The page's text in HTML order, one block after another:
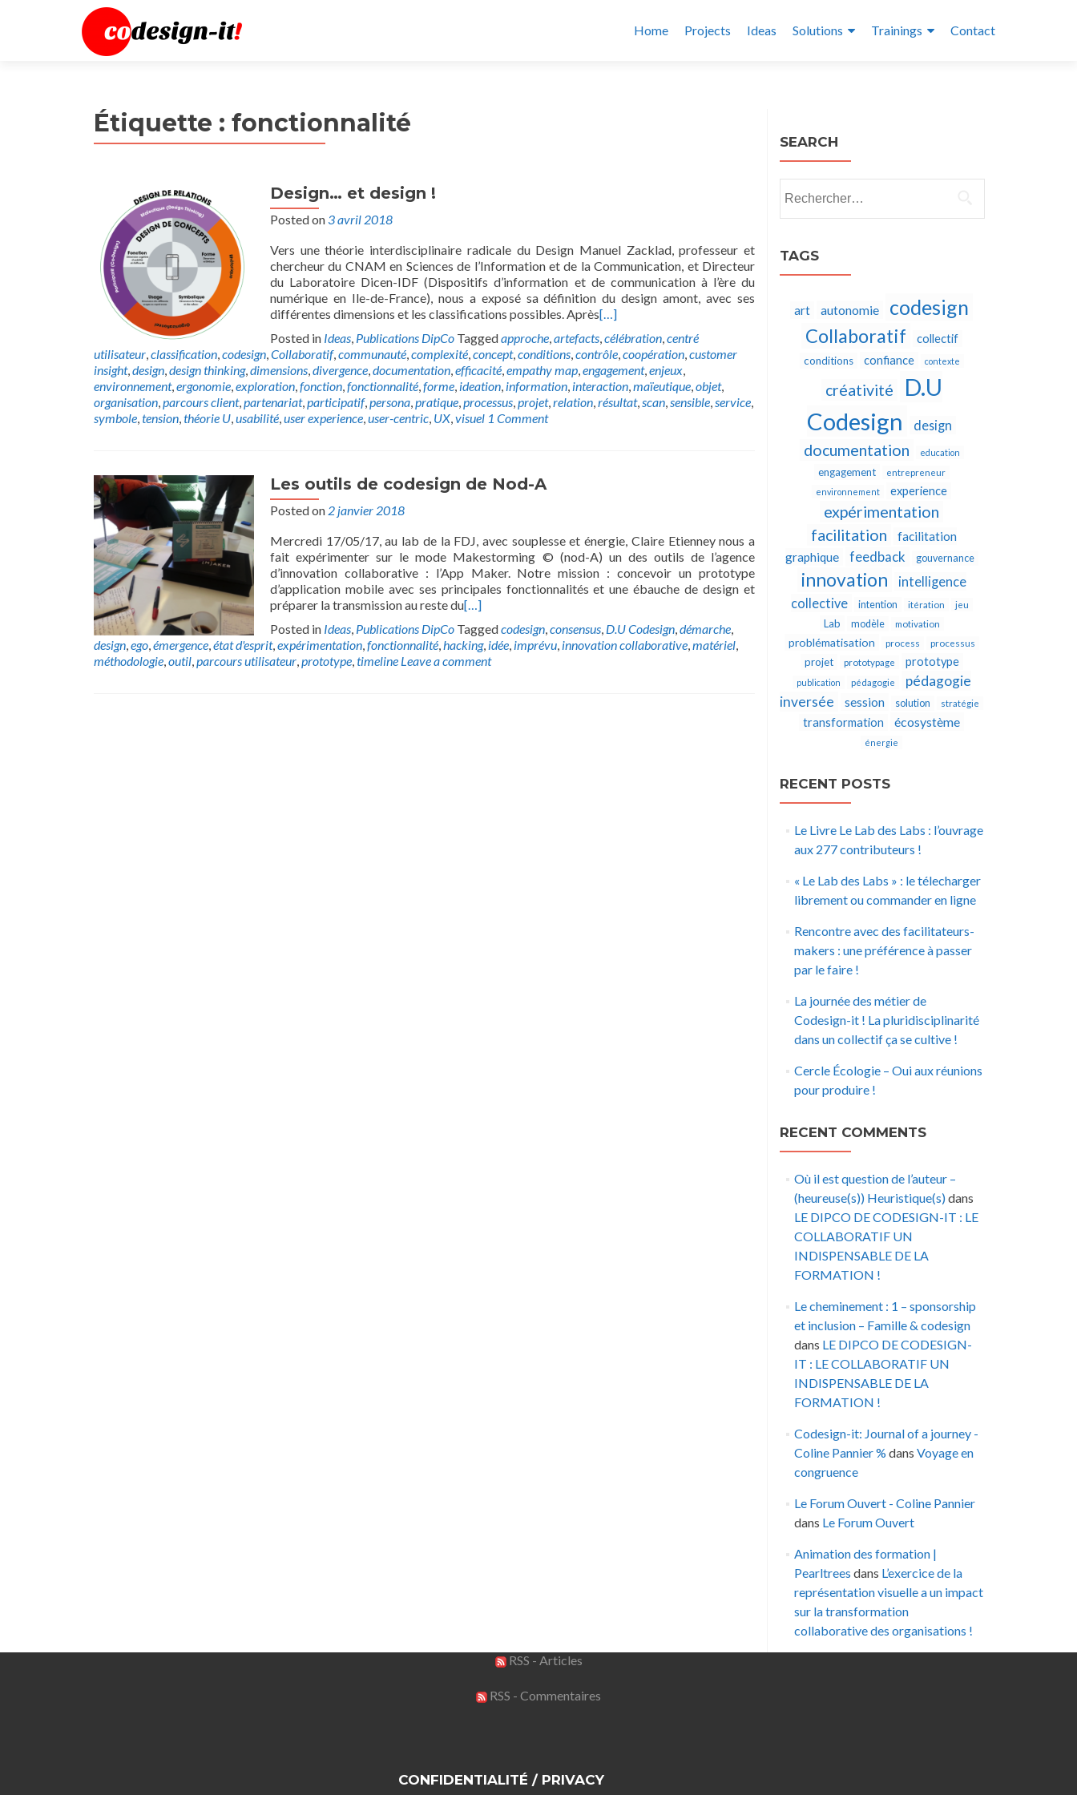
Home Projects Ideas Solutions Trainings Contact
Étiquette : fonctionnalité
Design… et design !
Posted on 3 avril 2018
Vers une théorie interdisciplinaire radicale du Design Manuel Zacklad, professeur et
chercheur du CNAM en Sciences de l’Information et de la Communication, et Directeur
du Laboratoire Dicen-IDF (Dispositifs d’information et de communication à l’ère du
numérique en Ile-de-France), nous a exposé sa définition du design amont, avec ses
différentes dimensions et les classifications possibles. Après[…]
Posted in Ideas, Publications DipCo Taggedapproche,artefacts,célébration,centré
utilisateur,classification,codesign,Collaboratif,communauté,complexité,concept,conditions,contrôle,coopération,customer
insight,design,design thinking,dimensions,divergence,documentation,efficacité,empathy map,engagement,enjeux,
environnement,ergonomie,exploration,fonction,fonctionnalité,forme, ideation, information, interaction,maïeutique,objet,
organisation,parcours client,partenariat,participatif,persona,pratique,processus,projet,relation,résultat,scan,sensible,service,
symbole,tension,théorie U,usabilité,user experience,user-centric, UX,visuel 1 Comment
Les outils de codesign de Nod-A
Posted on 2 janvier 2018
Mercredi 17/05/17, au lab de la FDJ, avec souplesse et énergie, Claire Etienney nous a
fait expérimenter sur le mode Makestorming © (nod-A) un des outils de l’agence
d’innovation collaborative : l’App Maker. Notre mission : concevoir un prototype
d’application mobile avec ses principales fonctionnalités et une ébauche de design et
préparer la transmission au reste du[…]
Posted in Ideas, Publications DipCo Taggedcodesign,consensus, D.U Codesign,démarche,
design,ego,émergence,état d'esprit,expérimentation,fonctionnalité,hacking, idée, imprévu, innovation collaborative,matériel,
méthodologie,outil,parcours utilisateur,prototype,timeline Leave a comment
SEARCH
TAGS
art autonomie codesign
Collaboratif collectif
conditions confiance contexte
créativité
D.U
Codesign
design
documentation education
engagement
entrepreneur
environnement
experience
expérimentation
facilitation
facilitation
graphique
feedback gouvernance
innovation
intelligence
collective
intention itération jeu
Lab modèle motivation
problématisation process processus
projet prototypage prototype
publication pédagogie
pédagogie
inversée
session solution stratégie
transformation écosystème
énergie
RECENT POSTS
Le Livre Le Lab des Labs : l’ouvrage
aux 277 contributeurs !
« Le Lab des Labs » : le télecharger
librement ou commander en ligne
Rencontre avec des facilitateurs-
makers : une préférence à passer
par le faire !
La journée des métier de
Codesign-it ! La pluridisciplinarité
dans un collectif ça se cultive !
Cercle Écologie – Oui aux réunions
pour produire !
RECENT COMMENTS
Où il est question de l’auteur –
(heureuse(s)) Heuristique(s)dans
LE DIPCO DE CODESIGN-IT : LE
COLLABORATIF UN
INDISPENSABLE DE LA
FORMATION !
Le cheminement : 1 – sponsorship
et inclusion – Famille & codesign
dans LE DIPCO DE CODESIGN-
IT : LE COLLABORATIF UN
INDISPENSABLE DE LA
FORMATION !
Codesign-it: Journal of a journey -
Coline Pannier % dans Voyage en
congruence
Le Forum Ouvert - Coline Pannier
dans Le Forum Ouvert
Animation des formation |
Pearltrees dans L’exercice de la
représentation visuelle a un impact
sur la transformation
collaborative des organisations !
RSS - Articles
RSS - Commentaires
CONFIDENTIALITÉ / PRIVACY